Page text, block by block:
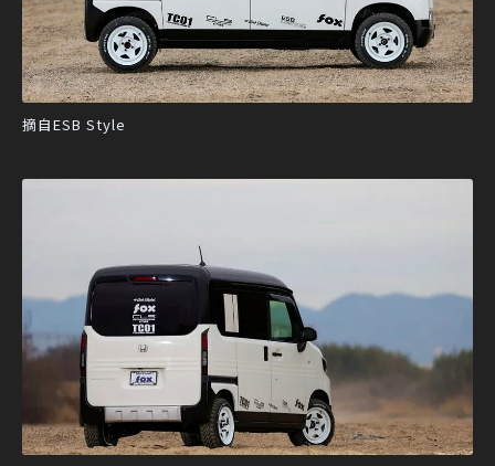
摘自ESB Style